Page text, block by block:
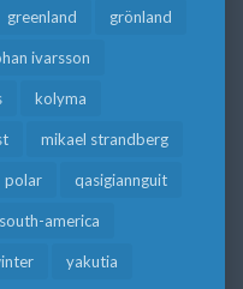
greenland grönland
ivarsson
kolyma
mikael strandberg
polar qasigiannguit
south-america
yakutia